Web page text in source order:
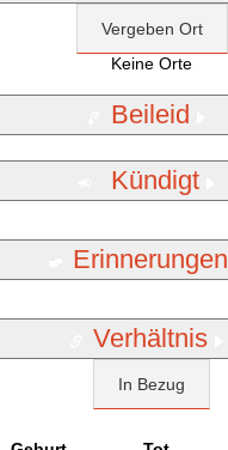
Vergeben Ort
Keine Orte
Beileid
Kündigt
Erinnerungen
Verhältnis
In Bezug